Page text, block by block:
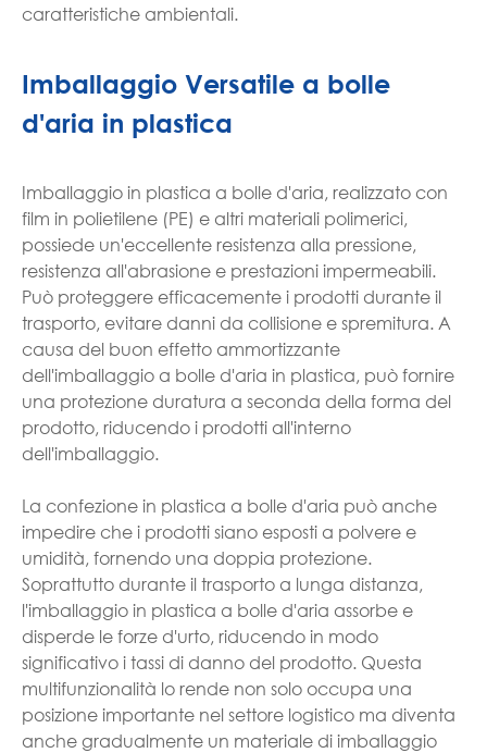
caratteristiche ambientali.
Imballaggio Versatile a bolle
d'aria in plastica
Imballaggio in plastica a bolle d'aria, realizzato con
film in polietilene (PE) e altri materiali polimerici,
possiede un'eccellente resistenza alla pressione,
resistenza all'abrasione e prestazioni impermeabili.
Può proteggere efficacemente i prodotti durante il
trasporto, evitare danni da collisione e spremitura. A
causa del buon effetto ammortizzante
dell'imballaggio a bolle d'aria in plastica, può fornire
una protezione duratura a seconda della forma del
prodotto, riducendo i prodotti all'interno
dell'imballaggio.
La confezione in plastica a bolle d'aria può anche
impedire che i prodotti siano esposti a polvere e
umidità, fornendo una doppia protezione.
Soprattutto durante il trasporto a lunga distanza,
l'imballaggio in plastica a bolle d'aria assorbe e
disperde le forze d'urto, riducendo in modo
significativo i tassi di danno del prodotto. Questa
multifunzionalità lo rende non solo occupa una
posizione importante nel settore logistico ma diventa
anche gradualmente un materiale di imballaggio